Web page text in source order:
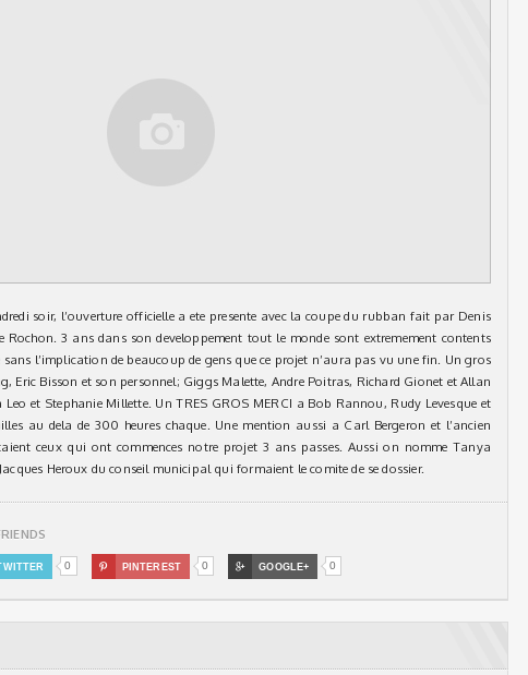
soir, l’ouverture officielle a ete presente avec la coupe du rubban fait par Denis
Rochon. 3 ans dans son developpement tout le monde sont extremement contents
l’implication de beaucoup de gens que ce projet n’aura pas vu une fin. Un gros
Eric Bisson et son personnel; Giggs Malette, Andre Poitras, Richard Gionet et Allan
et Stephanie Millette. Un TRES GROS MERCI a Bob Rannou, Rudy Levesque et
au dela de 300 heures chaque. Une mention aussi a Carl Bergeron et l’ancien
ceux qui ont commences notre projet 3 ans passes. Aussi on nomme Tanya
Heroux du conseil municipal qui formaient le comite de se dossier.
0  PINTEREST 0  GOOGLE+ 0